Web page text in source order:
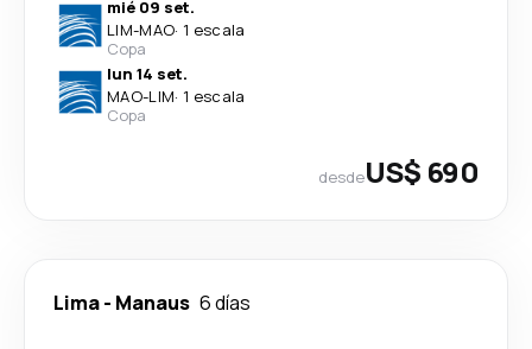
mié 09 set.
LIM-MAO· 1 escala
Copa
lun 14 set.
MAO-LIM· 1 escala
Copa
desdeUS$ 690
Lima- Manaus 6 días